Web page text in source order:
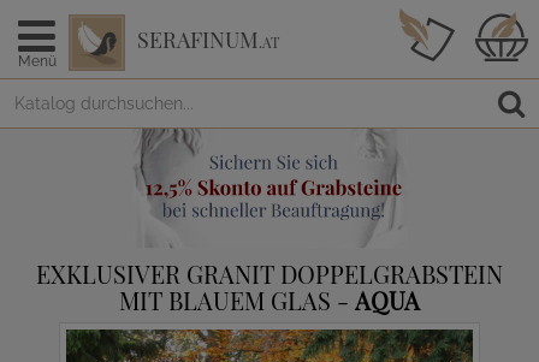
Menü
SERAFINUM.AT
EXKLUSIVER GRANIT DOPPELGRABSTEIN
MIT BLAUEM GLAS - AQUA